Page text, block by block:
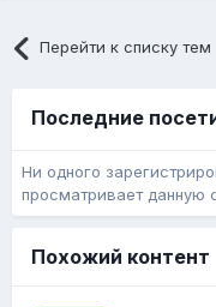
Перейти к списку тем
Последние
Ни одного
просматривает данную
Похожий контент